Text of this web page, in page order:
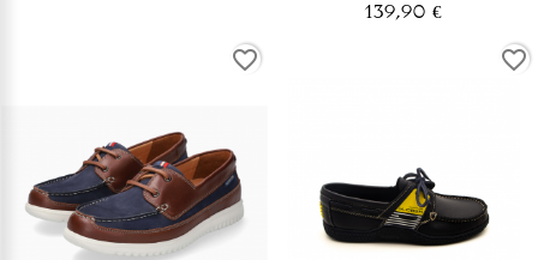
139,90 €
favorite_border favorite_border